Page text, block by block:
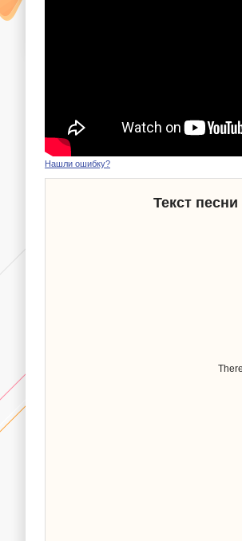
Нашли ошибку?
Текст